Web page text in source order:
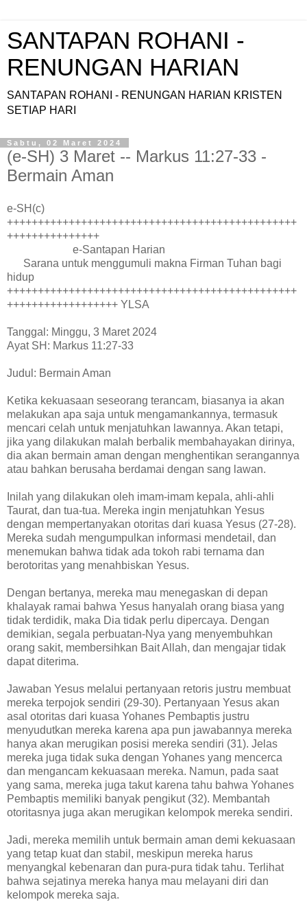
SANTAPAN ROHANI -
RENUNGAN HARIAN
SANTAPAN ROHANI - RENUNGAN HARIAN KRISTEN
SETIAP HARI
Sabtu, 02 Maret 2024
(e-SH) 3 Maret -- Markus 11:27-33 -
Bermain Aman
e-SH(c)
+++++++++++++++++++++++++++++++++++++++++++++++
+++++++++++++++
e-Santapan Harian
Sarana untuk menggumuli makna Firman Tuhan bagi
hidup
+++++++++++++++++++++++++++++++++++++++++++++++
++++++++++++++++++ YLSA
Tanggal: Minggu, 3 Maret 2024
Ayat SH: Markus 11:27-33
Judul: Bermain Aman
Ketika kekuasaan seseorang terancam, biasanya ia akan
melakukan apa saja untuk mengamankannya, termasuk
mencari celah untuk menjatuhkan lawannya. Akan tetapi,
jika yang dilakukan malah berbalik membahayakan dirinya,
dia akan bermain aman dengan menghentikan serangannya
atau bahkan berusaha berdamai dengan sang lawan.
Inilah yang dilakukan oleh imam-imam kepala, ahli-ahli
Taurat, dan tua-tua. Mereka ingin menjatuhkan Yesus
dengan mempertanyakan otoritas dari kuasa Yesus (27-28).
Mereka sudah mengumpulkan informasi mendetail, dan
menemukan bahwa tidak ada tokoh rabi ternama dan
berotoritas yang menahbiskan Yesus.
Dengan bertanya, mereka mau menegaskan di depan
khalayak ramai bahwa Yesus hanyalah orang biasa yang
tidak terdidik, maka Dia tidak perlu dipercaya. Dengan
demikian, segala perbuatan-Nya yang menyembuhkan
orang sakit, membersihkan Bait Allah, dan mengajar tidak
dapat diterima.
Jawaban Yesus melalui pertanyaan retoris justru membuat
mereka terpojok sendiri (29-30). Pertanyaan Yesus akan
asal otoritas dari kuasa Yohanes Pembaptis justru
menyudutkan mereka karena apa pun jawabannya mereka
hanya akan merugikan posisi mereka sendiri (31). Jelas
mereka juga tidak suka dengan Yohanes yang mencerca
dan mengancam kekuasaan mereka. Namun, pada saat
yang sama, mereka juga takut karena tahu bahwa Yohanes
Pembaptis memiliki banyak pengikut (32). Membantah
otoritasnya juga akan merugikan kelompok mereka sendiri.
Jadi, mereka memilih untuk bermain aman demi kekuasaan
yang tetap kuat dan stabil, meskipun mereka harus
menyangkal kebenaran dan pura-pura tidak tahu. Terlihat
bahwa sejatinya mereka hanya mau melayani diri dan
kelompok mereka saja.